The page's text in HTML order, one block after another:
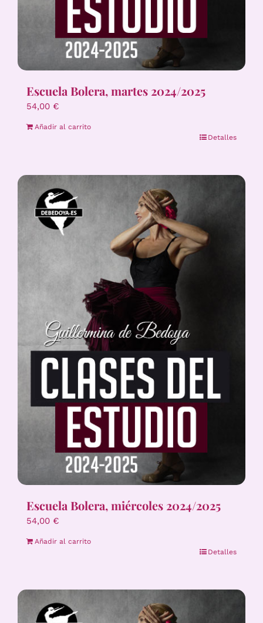
Escuela Bolera, martes 2024/2025
54,00 €
Añadir al carrito
Detalles
Escuela Bolera, miércoles 2024/2025
54,00 €
Añadir al carrito
Detalles